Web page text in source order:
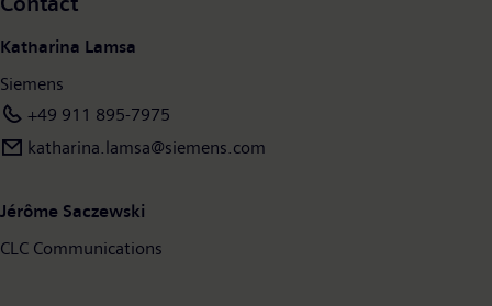
Katharina Lamsa
Siemens
+49 911 895-7975
katharina.lamsa@siemens.com
Jérôme Saczewski
CLC Communications